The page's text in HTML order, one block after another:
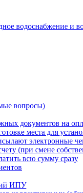
водоснабжение и
вопросы)
документов на
места для
электронные
(при смене
всю сумму сразу
ИПУ